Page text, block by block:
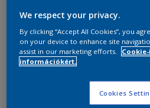
We respect your privacy.
By clicking “Accept All Cookies”, you
on your device to enhance site
assist in our marketing efforts.
információkért.
Cookies